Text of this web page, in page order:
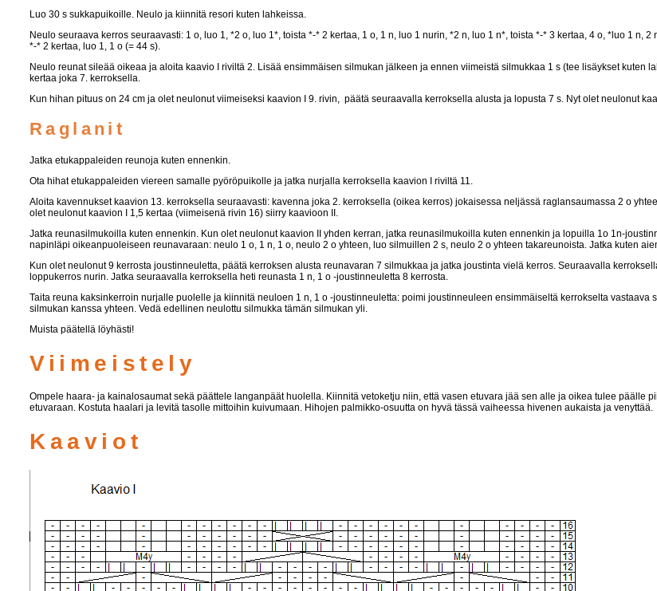
Luo 30 s sukkapuikoille. Neulo ja kiinnitä resori kuten lahkeissa.
Neulo seuraava kerros seuraavasti: 1 o, luo 1, *2 o, luo 1*, toista *-* 2 kertaa, 1 o, 1 n, luo 1 nurin, *2 n, luo 1 n*, toista *-* 3 kertaa, 4 o, *luo 1 n,
*-* 2 kertaa, luo 1, 1 o (= 44 s).
Neulo reunat sileää oikeaa ja aloita kaavio I riviltä 2. Lisää ensimmäisen silmukan jälkeen ja ennen viimeistä silmukkaa 1 s (tee lisäykset kuten
kertaa joka 7. kerroksella.
Kun hihan pituus on 24 cm ja olet neulonut viimeiseksi kaavion I 9. rivin, päätä seuraavalla kerroksella alusta ja lopusta 7 s. Nyt olet neulonut
Raglanit
Jatka etukappaleiden reunoja kuten ennenkin.
Ota hihat etukappaleiden viereen samalle pyöröpuikolle ja jatka nurjalla kerroksella kaavion I riviltä 11.
Aloita kavennukset kaavion 13. kerroksella seuraavasti: kavenna joka 2. kerroksella (oikea kerros) jokaisessa neljässä raglansaumassa 2 o
olet neulonut kaavion I 1,5 kertaa (viimeisenä rivin 16) siirry kaavioon II.
Jatka reunasilmukoilla kuten ennenkin. Kun olet neulonut kaavion II yhden kerran, jatka reunasilmukoilla kuten ennenkin ja lopuilla 1o 1n-
napinläpi oikeanpuoleiseen reunavaraan: neulo 1 o, 1 n, 1 o, neulo 2 o yhteen, luo silmuillen 2 s, neulo 2 o yhteen takareunoista. Jatka kuten
Kun olet neulonut 9 kerrosta joustinneuletta, päätä kerroksen alusta reunavaran 7 silmukkaa ja jatka joustinta vielä kerros. Seuraavalla
loppukerros nurin. Jatka seuraavalla kerroksella heti reunasta 1 n, 1 o -joustinneuletta 8 kerrosta.
Taita reuna kaksinkerroin nurjalle puolelle ja kiinnitä neuloen 1 n, 1 o -joustinneuletta: poimi joustinneuleen ensimmäiseltä kerrokselta vastaava
silmukan kanssa yhteen. Vedä edellinen neulottu silmukka tämän silmukan yli.
Muista päätellä löyhästi!
Viimeistely
Ompele haara- ja kainalosaumat sekä päättele langanpäät huolella. Kiinnitä vetoketju niin, että vasen etuvara jää sen alle ja oikea tulee päälle
etuvaraan. Kostuta haalari ja levitä tasolle mittoihin kuivumaan. Hihojen palmikko-osuutta on hyvä tässä vaiheessa hivenen aukaista ja venyttää.
Kaaviot